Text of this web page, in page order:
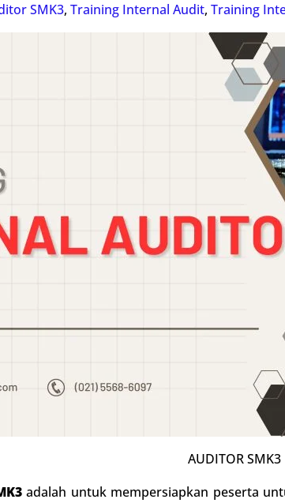
SMK3, Training Internal Audit, Training
AUDITOR SMK3
adalah untuk mempersiapkan peserta